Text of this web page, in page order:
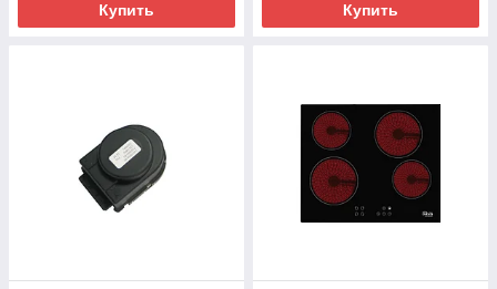
Купить Купить